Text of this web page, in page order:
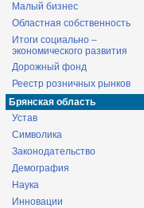
Малый бизнес
Областная собственность
Итоги социально –
экономического развития
Дорожный фонд
Реестр розничных рынков
Брянская область
Устав
Символика
Законодательство
Демография
Наука
Инновации